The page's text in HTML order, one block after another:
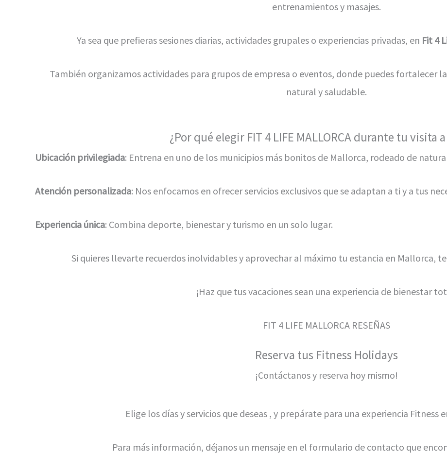
entrenamientos y masajes.
Ya sea que prefieras sesiones diarias, actividades grupales o experiencias privadas, en Fit 4
También organizamos actividades para grupos de empresa o eventos, donde puedes fortalecer
natural y saludable.
¿Por qué elegir FIT 4 LIFE MALLORCA durante tu visita
Ubicación privilegiada: Entrena en uno de los municipios más bonitos de Mallorca, rodeado de
Atención personalizada: Nos enfocamos en ofrecer servicios exclusivos que se adaptan a ti y a tus
Experiencia única: Combina deporte, bienestar y turismo en un solo lugar.
Si quieres llevarte recuerdos inolvidables y aprovechar al máximo tu estancia en Mallorca,
¡Haz que tus vacaciones sean una experiencia de bienestar
FIT 4 LIFE MALLORCA RESEÑAS
Reserva tus Fitness Holidays
¡Contáctanos y reserva hoy mismo!
Elige los días y servicios que deseas , y prepárate para una experiencia Fitness
Para más información, déjanos un mensaje en el formulario de contacto que